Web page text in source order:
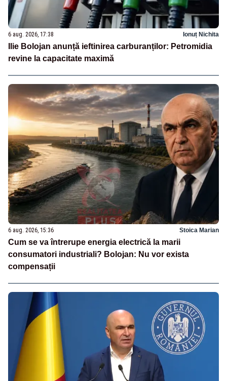
6 aug. 2026, 17:38 Ionuț Nichita
Ilie Bolojan anunță ieftinirea carburanților: Petromidia
revine la capacitate maximă
6 aug. 2026, 15:36 Stoica Marian
Cum se va întrerupe energia electrică la marii
consumatori industriali? Bolojan: Nu vor exista
compensații